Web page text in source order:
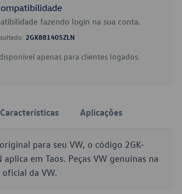
fazendo login na sua conta.
2GK881405ZLN
apenas para clientes logados.
Características Aplicações
para seu VW, o código 2GK-
em Taos. Peças VW genuínas na
da VW.